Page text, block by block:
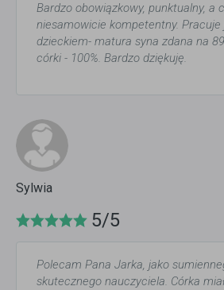
Bardzo obowiązkowy, punktualny, a
niesamowicie kompetentny.
dzieckiem- matura syna zdana na
córki - 100%. Bardzo dziękuję.
Sylwia
5/5
Polecam Pana Jarka, jako
skutecznego nauczyciela. Córka